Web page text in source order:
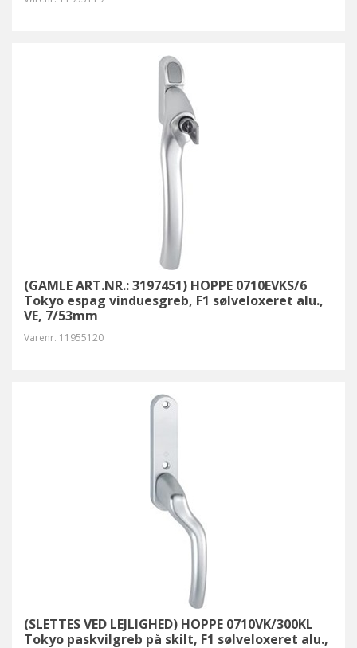
(GAMLE ART.NR.: 3197451) HOPPE 0710EVKS/6
Tokyo espag vinduesgreb, F1 sølveloxeret alu.,
VE, 7/53mm
Varenr. 11955120
(SLETTES VED LEJLIGHED) HOPPE 0710VK/300KL
Tokyo paskvilgreb på skilt, F1 sølveloxeret alu.,